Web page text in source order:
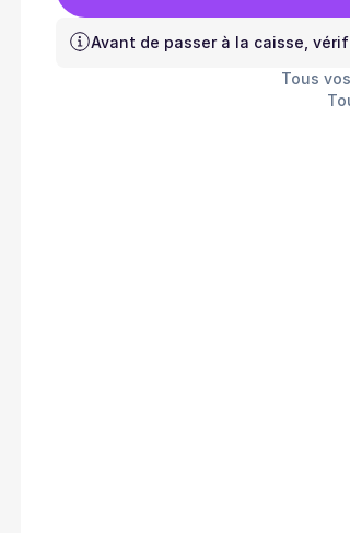
Avant de passer à la caisse,
Tous